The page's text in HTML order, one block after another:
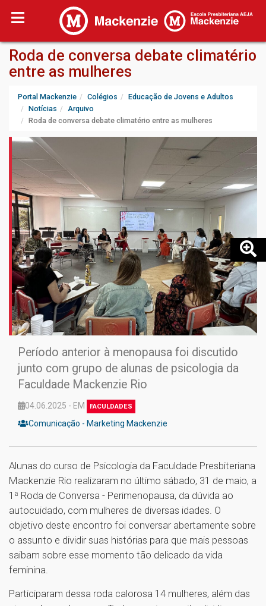
Roda de conversa debate climatério
entre as mulheres
Portal Mackenzie Colégios
Educação de Jovens e Adultos
Notícias
Arquivo
Roda de conversa debate climatério entre as mulheres
Período anterior à menopausa foi discutido
junto com grupo de alunas de psicologia da
Faculdade Mackenzie Rio
04.06.2025 - EM FACULDADES
Comunicação - Marketing Mackenzie
Alunas do curso de Psicologia da Faculdade Presbiteriana
Mackenzie Rio realizaram no último sábado, 31 de maio, a
1ª Roda de Conversa - Perimenopausa, da dúvida ao
autocuidado, com mulheres de diversas idades. O
objetivo deste encontro foi conversar abertamente sobre
o assunto e dividir suas histórias para que mais pessoas
saibam sobre esse momento tão delicado da vida
feminina.
Participaram dessa roda calorosa 14 mulheres, além das